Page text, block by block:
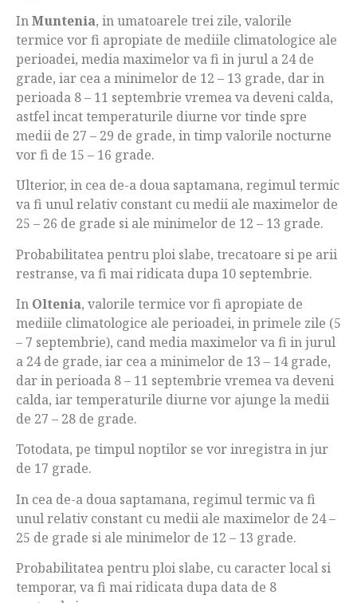
InMuntenia, in umatoarele trei zile, valorile
termice vor fi apropiate de mediile climatologice ale
perioadei, media maximelor va fi in jurul a 24 de
grade, iar cea a minimelor de 12 – 13 grade, dar in
perioada 8 – 11 septembrie vremea va deveni calda,
astfel incat temperaturile diurne vor tinde spre
medii de 27 – 29 de grade, in timp valorile nocturne
vor fi de 15 – 16 grade.
Ulterior, in cea de-a doua saptamana, regimul termic
va fi unul relativ constant cu medii ale maximelor de
25 – 26 de grade si ale minimelor de 12 – 13 grade.
Probabilitatea pentru ploi slabe, trecatoare si pe arii
restranse, va fi mai ridicata dupa 10 septembrie.
In Oltenia, valorile termice vor fi apropiate de
mediile climatologice ale perioadei, in primele zile (5
– 7 septembrie), cand media maximelor va fi in jurul
a 24 de grade, iar cea a minimelor de 13 – 14 grade,
dar in perioada 8 – 11 septembrie vremea va deveni
calda, iar temperaturile diurne vor ajunge la medii
de 27 – 28 de grade.
Totodata, pe timpul noptilor se vor inregistra in jur
de 17 grade.
In cea de-a doua saptamana, regimul termic va fi
unul relativ constant cu medii ale maximelor de 24 –
25 de grade si ale minimelor de 12 – 13 grade.
Probabilitatea pentru ploi slabe, cu caracter local si
temporar, va fi mai ridicata dupa data de 8